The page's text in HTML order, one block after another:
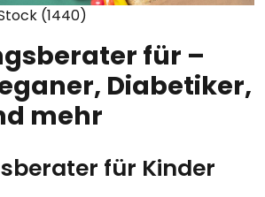
(1440)
für –
Diabetiker,
mehr
für Kinder